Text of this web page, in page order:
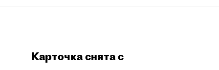
Карточка снята с